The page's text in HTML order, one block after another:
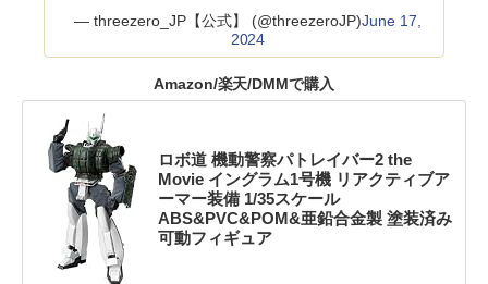
— threezero_JP【公式】 (@threezeroJP)June 17,
2024
Amazon/楽天/DMMで購入
ロボ道 機動警察パトレイバー2 the
Movie イングラム1号機 リアクティブア
ーマー装備 1/35スケール
ABS&PVC&POM&亜鉛合金製 塗装済み
可動フィギュア